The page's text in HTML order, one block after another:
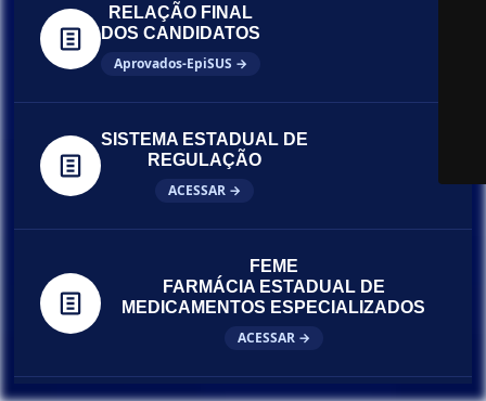
RELAÇÃO FINAL
DOS CANDIDATOS
Aprovados-EpiSUS →
SISTEMA ESTADUAL DE
REGULAÇÃO
ACESSAR →
FEME
FARMÁCIA ESTADUAL DE
MEDICAMENTOS ESPECIALIZADOS
ACESSAR →